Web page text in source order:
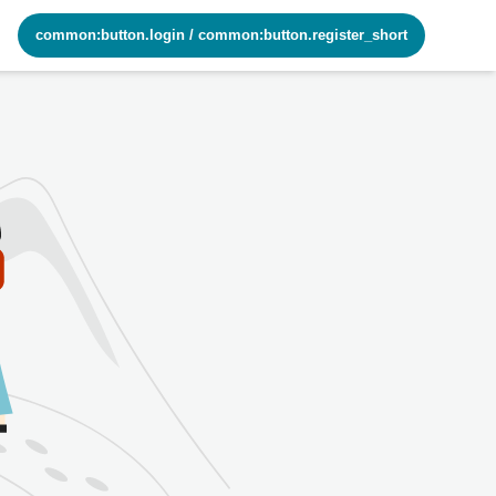
common:button.login / common:button.register_short